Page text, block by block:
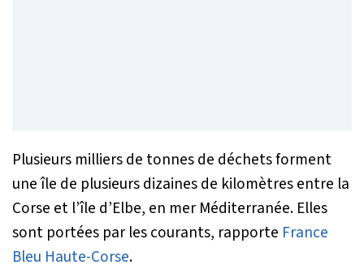
Plusieurs milliers de tonnes de déchets forment
une île de plusieurs dizaines de kilomètres entre la
Corse et l’île d’Elbe, en mer Méditerranée. Elles
sont portées par les courants, rapporte France
Bleu Haute-Corse.